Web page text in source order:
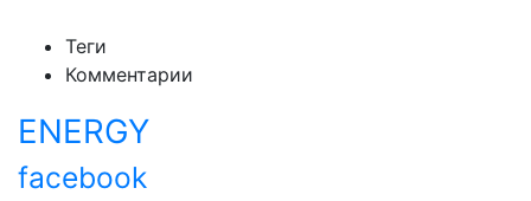
Теги
Комментарии
ENERGY
facebook